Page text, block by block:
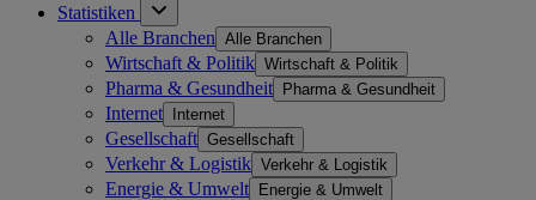
Statistiken
Alle Branchen Alle Branchen
Wirtschaft & Politik Wirtschaft & Politik
Pharma & Gesundheit Pharma & Gesundheit
Internet Internet
Gesellschaft Gesellschaft
Verkehr & Logistik Verkehr & Logistik
Energie & Umwelt Energie & Umwelt